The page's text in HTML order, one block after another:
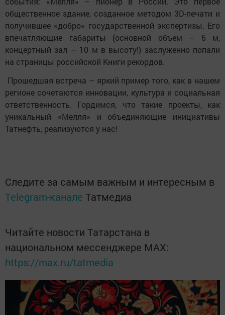
общественное здание, созданное методом 3D-печати и
получившее «добро» государственной экспертизы. Его
впечатляющие габариты (основной объем – 5 м,
концертный зал – 10 м в высоту!) заслуженно попали
на страницы российской Книги рекордов.
Прошедшая встреча – яркий пример того, как в нашем
регионе сочетаются инновации, культура и социальная
ответственность. Гордимся, что такие проекты, как
уникальный «Мелля» и объединяющие инициативы
Татнефть, реализуются у нас!
Следите за самым важным и интересным в
Telegram-канале Татмедиа
Читайте новости Татарстана в
национальном мессенджере MАХ:
https://max.ru/tatmedia